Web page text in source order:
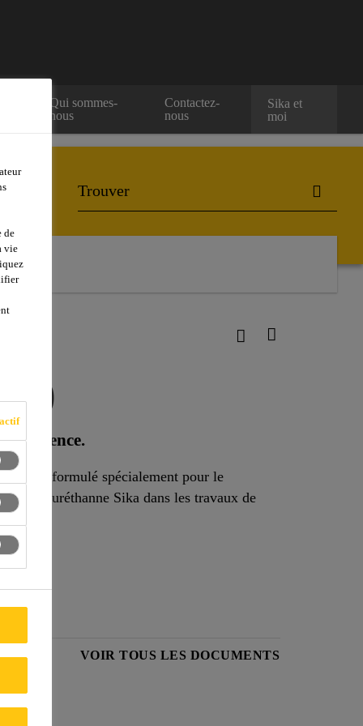
Qui sommes-
nous
Contactez-
nous
Sika et
moi
il est formulé spécialement pour le
en polyuréthanne Sika dans les travaux de
VOIR TOUS LES DOCUMENTS
de
vie